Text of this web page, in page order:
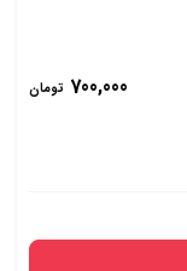
700,000 تومان